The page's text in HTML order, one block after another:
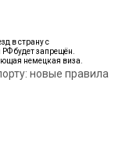
в страну с
будет запрещён.
немецкая виза.
новые правила